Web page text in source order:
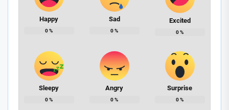
Happy
0%
Sad
0%
Excited
0%
Sleepy
0%
Angry
0%
Surprise
0%